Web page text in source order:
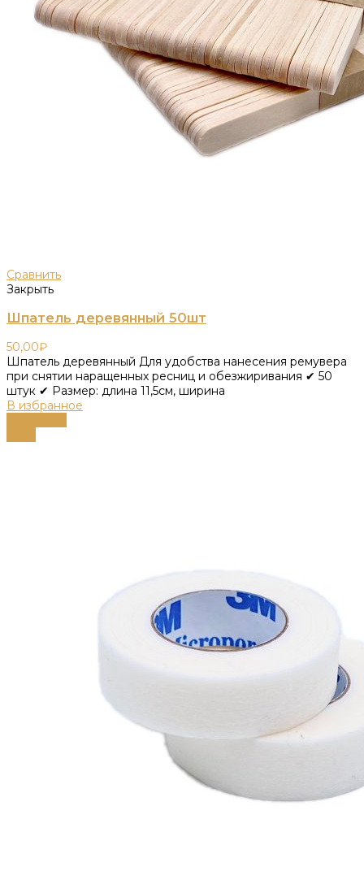
Сравнить
Закрыть
Шпатель деревянный 50шт
50,00₽
Шпатель деревянный Для удобства нанесения ремувера
при снятии наращенных ресниц и обезжиривания ✔ 50
штук ✔ Размер: длина 11,5см, ширина
В избранное